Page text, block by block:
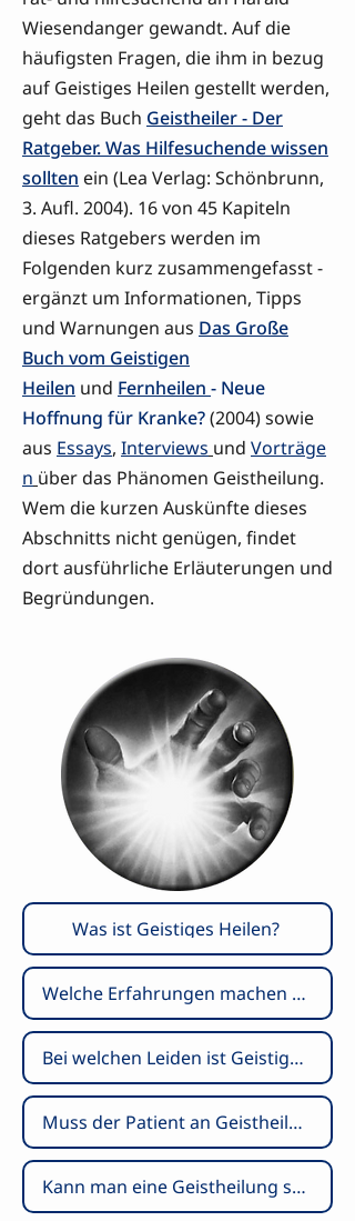
Wiesendanger gewandt. Auf die
häufigsten Fragen, die ihm in bezug
auf Geistiges Heilen gestellt werden,
geht das Buch Geistheiler - Der
Ratgeber. Was Hilfesuchende wissen
sollten ein (Lea Verlag: Schönbrunn,
3. Aufl. 2004). 16 von 45 Kapiteln
dieses Ratgebers werden im
Folgenden kurz zusammengefasst -
ergänzt um Informationen, Tipps
und Warnungen aus Das Große
Buch vom Geistigen
Heilen und Fernheilen - Neue
Hoffnung für Kranke?(2004) sowie
aus Essays, Interviews und Vorträge
n über das Phänomen Geistheilung.
Wem die kurzen Auskünfte dieses
Abschnitts nicht genügen, findet
dort ausführliche Erläuterungen und
Begründungen.
Was ist Geistiges Heilen?
Welche Erfahrungen machen Patienten damit?
Bei welchen Leiden ist Geistiges Heilen ratsam?
Muss der Patient an Geistheilung glauben?
Kann man eine Geistheilung spüren? Wie fühlt sie sich an?